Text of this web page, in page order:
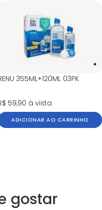
355ML+120ML 03PK
59,90 à vista
ADICIONAR AO CARRINHO
gostar